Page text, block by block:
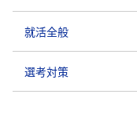
就活全般
選考対策